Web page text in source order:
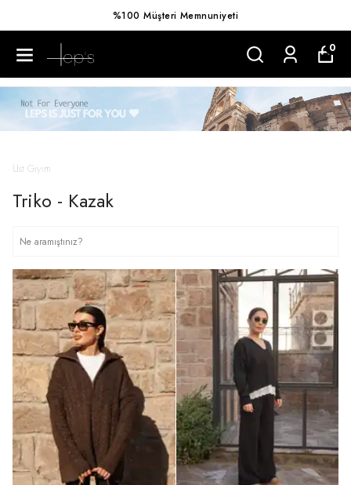
%100 Müşteri Memnuniyeti
0
Üst Giyim
Triko - Kazak